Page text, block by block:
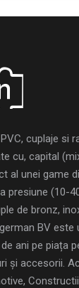
cuplaje si
cu, capital
al unei game
presiune (10-
de bronz,
BV este
ani pe piața
și accesorii.